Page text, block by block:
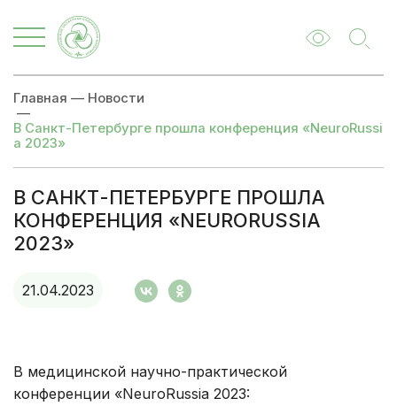
Главная — Новости
—
В Санкт-Петербурге прошла конференция «NeuroRussi
a 2023»
В САНКТ-ПЕТЕРБУРГЕ ПРОШЛА
КОНФЕРЕНЦИЯ «NEURORUSSIA
2023»
21.04.2023
В медицинской научно-практической
конференции «NeuroRussia 2023: